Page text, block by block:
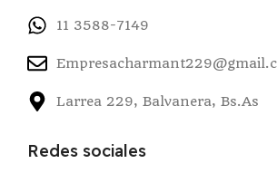
11 3588-7149
Larrea 229, Balvanera, Bs.As
Redes sociales